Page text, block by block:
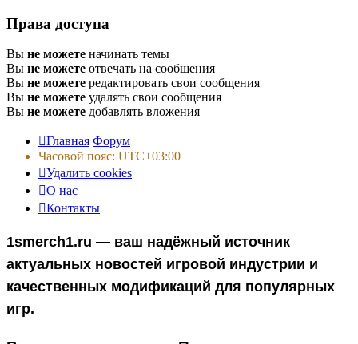
Права доступа
Вы не можете начинать темы
Вы не можете отвечать на сообщения
Вы не можете редактировать свои сообщения
Вы не можете удалять свои сообщения
Вы не можете добавлять вложения
Главная Форум
Часовой пояс: UTC+03:00
Удалить cookies
О нас
Контакты
1smerch1.ru — ваш надёжный источник
актуальных новостей игровой индустрии и
качественных модификаций для популярных
игр.